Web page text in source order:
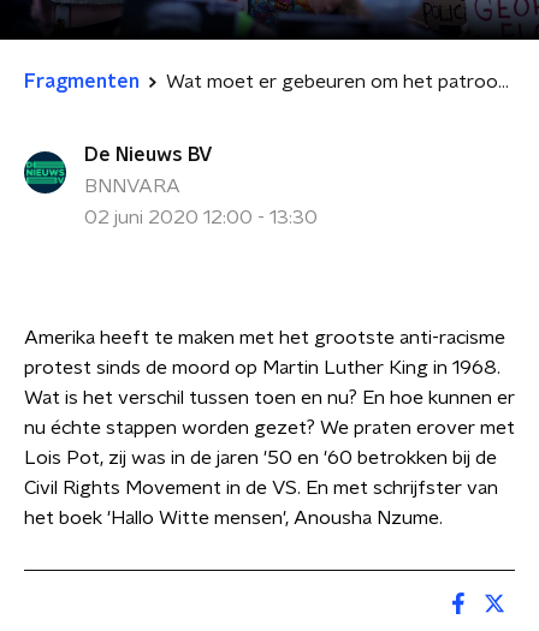
Fragmenten Wat moet er gebeuren om het patroon van racisme te doorbreken?
De Nieuws BV
BNNVARA
02 juni 2020 12:00 - 13:30
Amerika heeft te maken met het grootste anti-racisme
protest sinds de moord op Martin Luther King in 1968.
Wat is het verschil tussen toen en nu? En hoe kunnen er
nu échte stappen worden gezet? We praten erover met
Lois Pot, zij was in de jaren '50 en '60 betrokken bij de
Civil Rights Movement in de VS. En met schrijfster van
het boek 'Hallo Witte mensen', Anousha Nzume.